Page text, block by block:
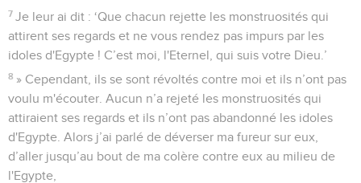
7 Je leur ai dit : ‘Que chacun rejette les monstruosités qui
attirent ses regards et ne vous rendez pas impurs par les
idoles d'Egypte ! C’est moi, l'Eternel, qui suis votre Dieu.’
8 » Cependant, ils se sont révoltés contre moi et ils n’ont pas
voulu m'écouter. Aucun n’a rejeté les monstruosités qui
attiraient ses regards et ils n’ont pas abandonné les idoles
d'Egypte. Alors j’ai parlé de déverser ma fureur sur eux,
d’aller jusqu’au bout de ma colère contre eux au milieu de
l'Egypte,